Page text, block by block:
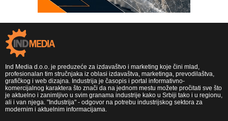
Ind Media d.o.o. je preduzeće za izdavaštvo i marketing koje čini mlad,
profesionalan tim stručnjaka iz oblasi izdavaštva, marketinga, prevodilaštva,
grafičkog i web dizajna. Industrija je časopis i portal informativno-
komercijalnog karaktera što znači da na jednom mestu možete pročitati sve što
je aktuelno i zanimljivo u svim granama industrije kako u Srbiji tako i u regionu,
ali i van njega. "Industrija" - odgovor na potrebu industrijskog sektora za
modernim i aktuelnim informacijama.